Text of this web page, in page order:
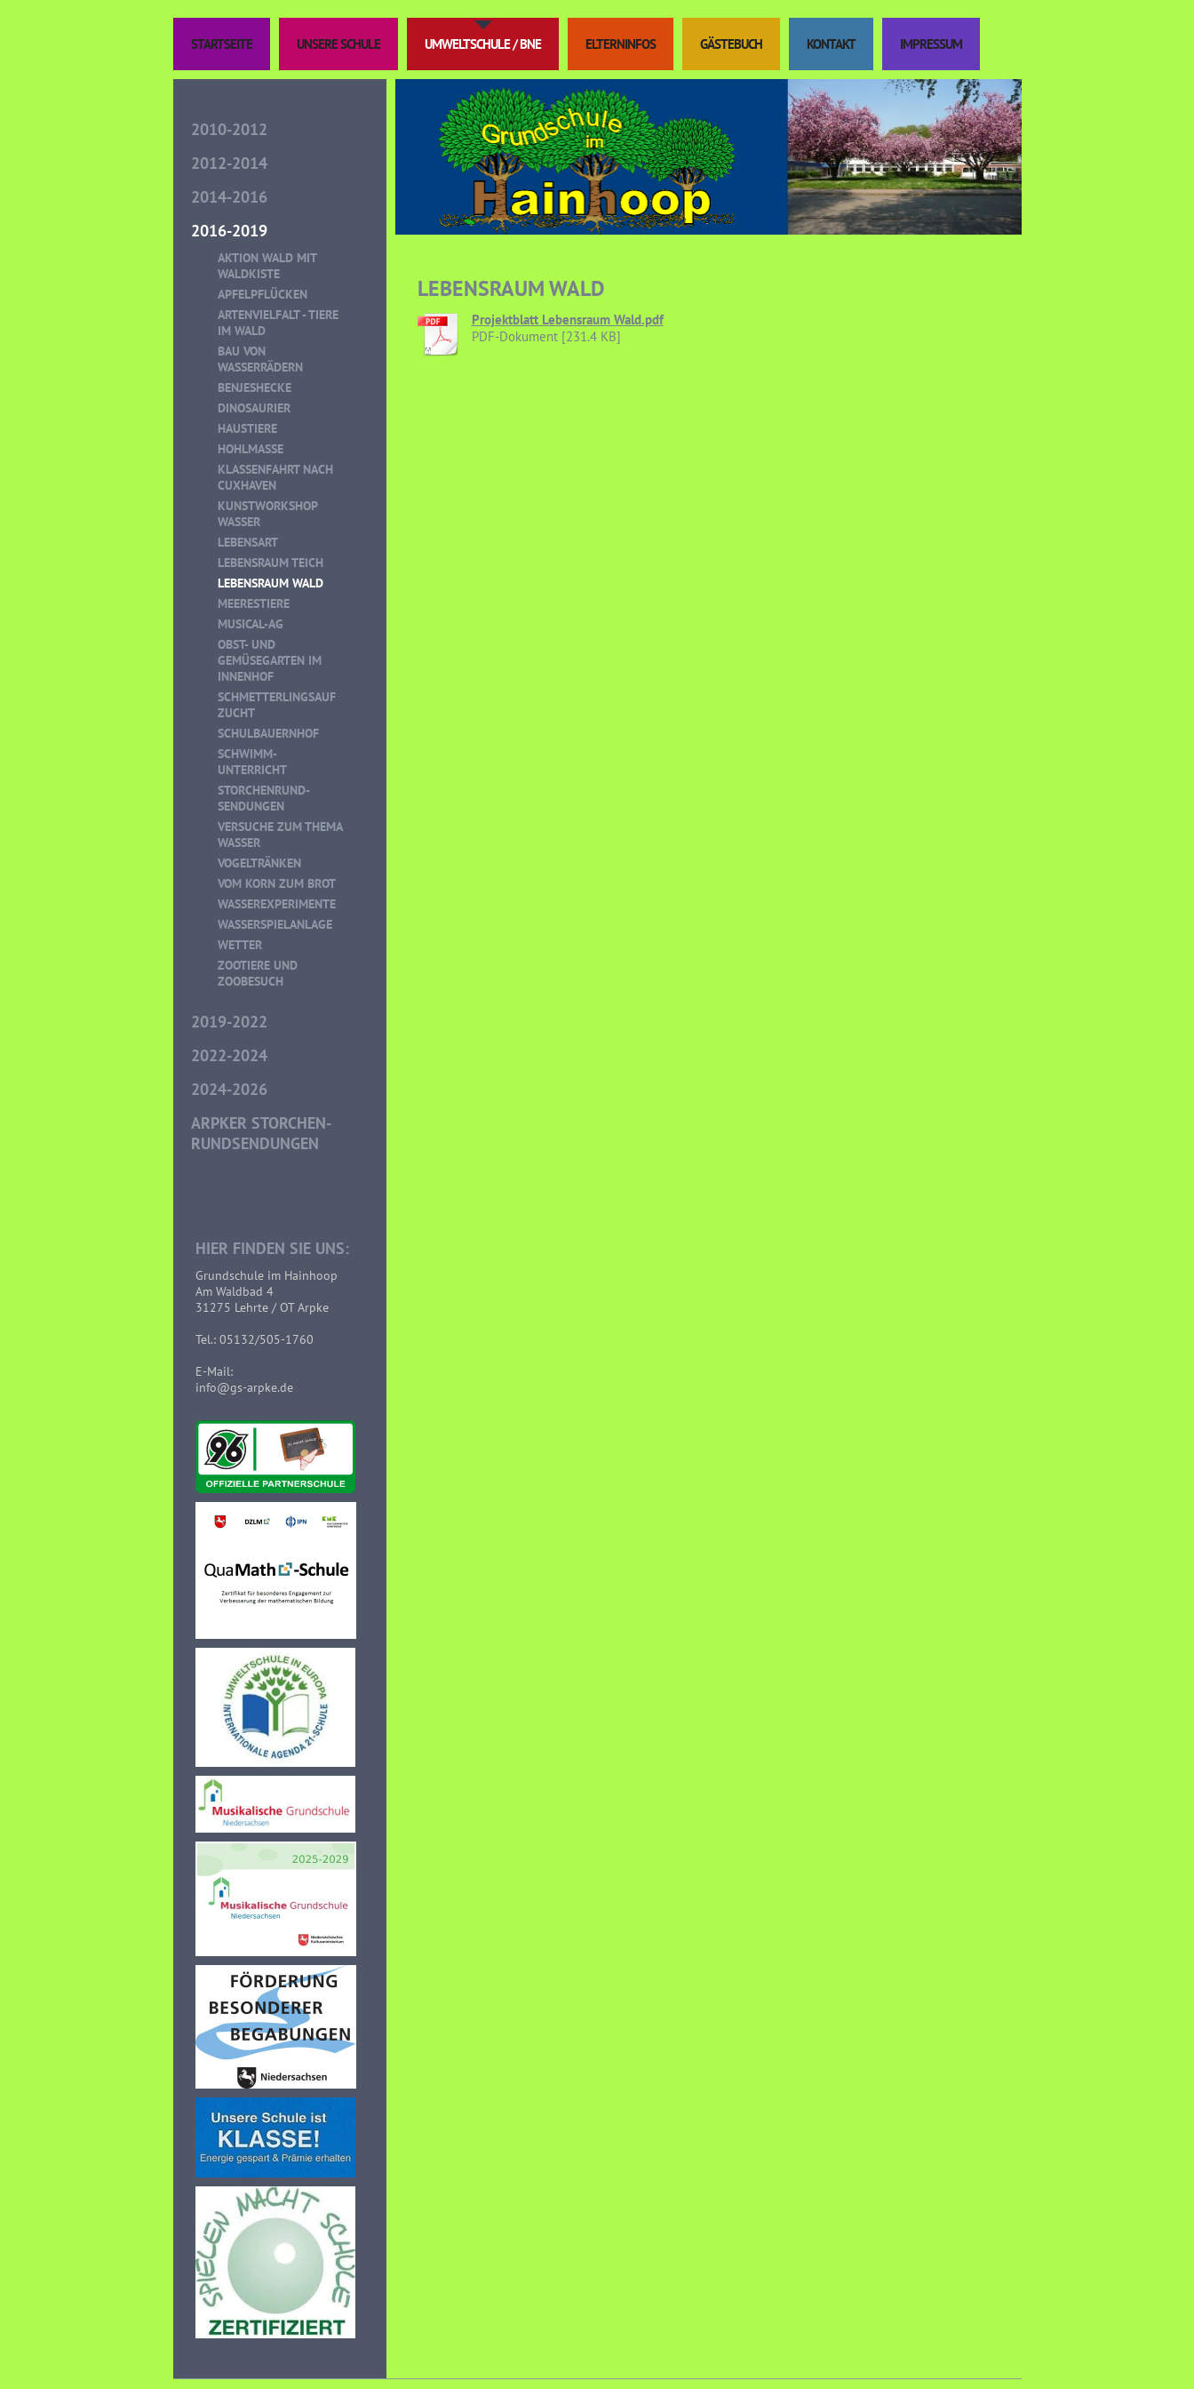
STARTSEITE UNSERE SCHULE UMWELTSCHULE / BNE ELTERNINFOS GÄSTEBUCH KONTAKT IMPRESSUM
2010-2012
2012-2014
2014-2016
2016-2019
AKTION WALD MIT
WALDKISTE
APFELPFLÜCKEN
ARTENVIELFALT - TIERE
IM WALD
BAU VON
WASSERRÄDERN
BENJESHECKE
DINOSAURIER
HAUSTIERE
HOHLMASSE
KLASSENFAHRT NACH
CUXHAVEN
KUNSTWORKSHOP
WASSER
LEBENSART
LEBENSRAUM TEICH
LEBENSRAUM WALD
MEERESTIERE
MUSICAL-AG
OBST- UND
GEMÜSEGARTEN IM
INNENHOF
SCHMETTERLINGSAUF
ZUCHT
SCHULBAUERNHOF
SCHWIMM-
UNTERRICHT
STORCHENRUND-
SENDUNGEN
VERSUCHE ZUM THEMA
WASSER
VOGELTRÄNKEN
VOM KORN ZUM BROT
WASSEREXPERIMENTE
WASSERSPIELANLAGE
WETTER
ZOOTIERE UND
ZOOBESUCH
2019-2022
2022-2024
2024-2026
ARPKER STORCHEN-
RUNDSENDUNGEN
HIER FINDEN SIE UNS:
Grundschule im Hainhoop
Am Waldbad 4
31275 Lehrte / OT Arpke
Tel.: 05132/505-1760
E-Mail:
info@gs-arpke.de
LEBENSRAUM WALD
Projektblatt Lebensraum Wald.pdf
PDF-Dokument [231.4 KB]